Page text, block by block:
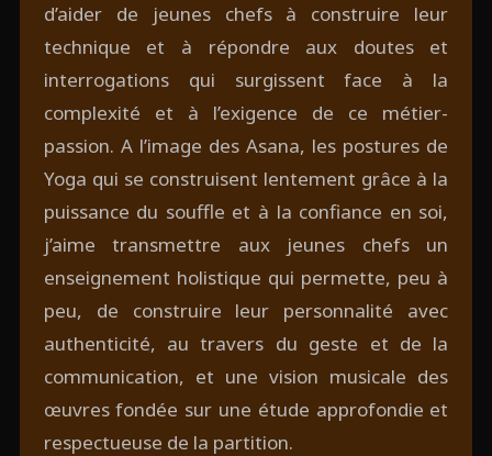
d’aider de jeunes chefs à construire leur
technique et à répondre aux doutes et
interrogations qui surgissent face à la
complexité et à l’exigence de ce métier-
passion. A l’image des Asana, les postures de
Yoga qui se construisent lentement grâce à la
puissance du souffle et à la confiance en soi,
j’aime transmettre aux jeunes chefs un
enseignement holistique qui permette, peu à
peu, de construire leur personnalité avec
authenticité, au travers du geste et de la
communication, et une vision musicale des
œuvres fondée sur une étude approfondie et
respectueuse de la partition.